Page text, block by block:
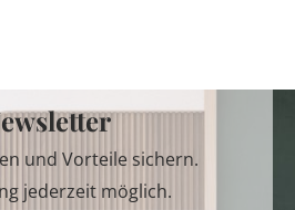
und Vorteile sichern.
jederzeit möglich.